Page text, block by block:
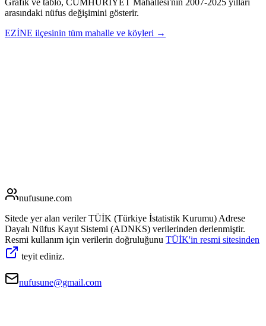
arasındaki nüfus değişimini gösterir.
EZİNE ilçesinin tüm mahalle ve köyleri →
nufusune.com
Sitede yer alan veriler TÜİK (Türkiye İstatistik Kurumu) Adrese
Dayalı Nüfus Kayıt Sistemi (ADNKS) verilerinden derlenmiştir.
Resmi kullanım için verilerin doğruluğunu TÜİK'in resmi sitesinden
teyit ediniz.
nufusune@gmail.com